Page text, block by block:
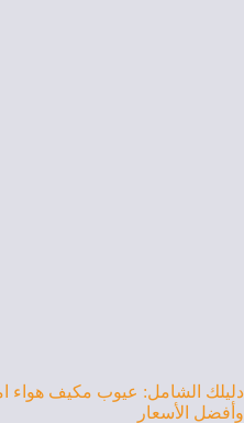
دليلك الشامل: عيوب مكيف هواء
وأفضل الأسعار